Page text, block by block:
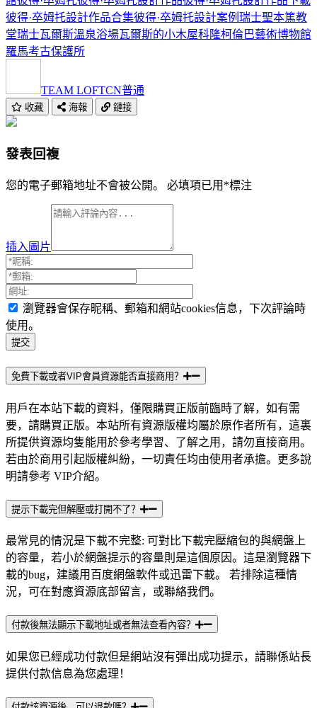
彼得·卒姆托設計作品合集彼得·卒姆托設計案例 瑞士聖本篤教
堂瑞士瓦爾斯溫泉浴場瓦爾斯的小木屋科隆柯倫巴藝術博物館
羅馬考古保護所
TEAM LOFTCN普通
收藏 海報 鏈接
發表回複
您的電子郵箱地址不會被公開。 必填項已用 *標注
插入圖片
瀏覽器會保存昵稱、郵箱和網站cookies信息，下次評論時
使用。
免費下載或者VIP會員資源能否直接商用？
用戶在本站下載的資料，僅限購買正版前臨時了解，如有需
要，請購買正版。本站所有資源版權均屬於原作者所有，這裏
所提供資源均隻能用於參考學習、了解之用，請勿直接商用。
若由於商用引起版權糾紛，一切責任均由使用者承擔。更多說
明請參考 VIP介紹。
提示下載完但解壓或打開不了？
最常見的情況是下載不完整: 可對比下載完壓縮包的與網盤上
的容量，若小於網盤提示的容量則是這個原因。這是瀏覽器下
載的bug，建議用百度網盤軟件或迅雷下載。 若排除這種情
況，可在對應資源底部留言，或聯絡我們。
付款後無法顯示下載地址或者無法查看內容？
如果您已經成功付款但是網站沒有彈出成功提示，請聯係站長
提供付款信息為您處理！